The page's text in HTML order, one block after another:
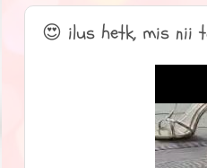
😍 ilus hetk, mis nii